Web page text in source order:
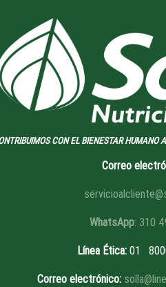
CON EL BIENESTAR HUMANO
Correo
WhatsApp: 310
Línea Ética:01 8
Correo electrónico: